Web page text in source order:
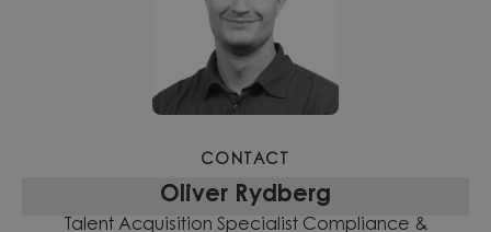
CONTACT
Oliver Rydberg
Talent Acquisition Specialist Compliance &